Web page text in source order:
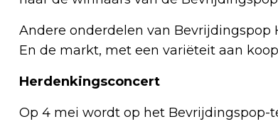
Andere onderdelen van
En de markt, met een variëteit aan
Herdenkingsconcert
Op 4 mei wordt op het Bevrijdingspop-